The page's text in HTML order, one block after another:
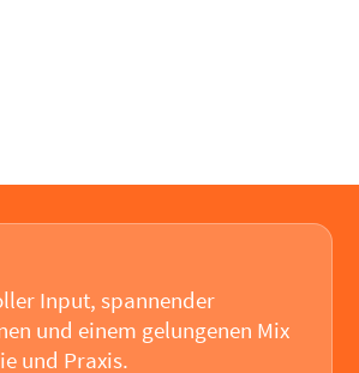
Input, spannender
und einem gelungenen Mix
und Praxis.